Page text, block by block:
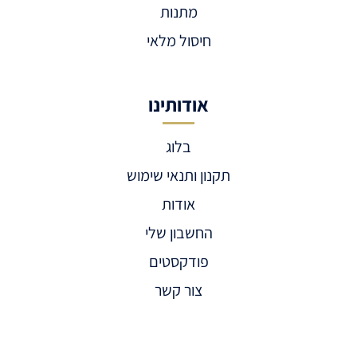
מתנות
חיסול מלאי
אודותינו
בלוג
תקנון ותנאי שימוש
אודות
החשבון שלי
פודקסטים
צור קשר